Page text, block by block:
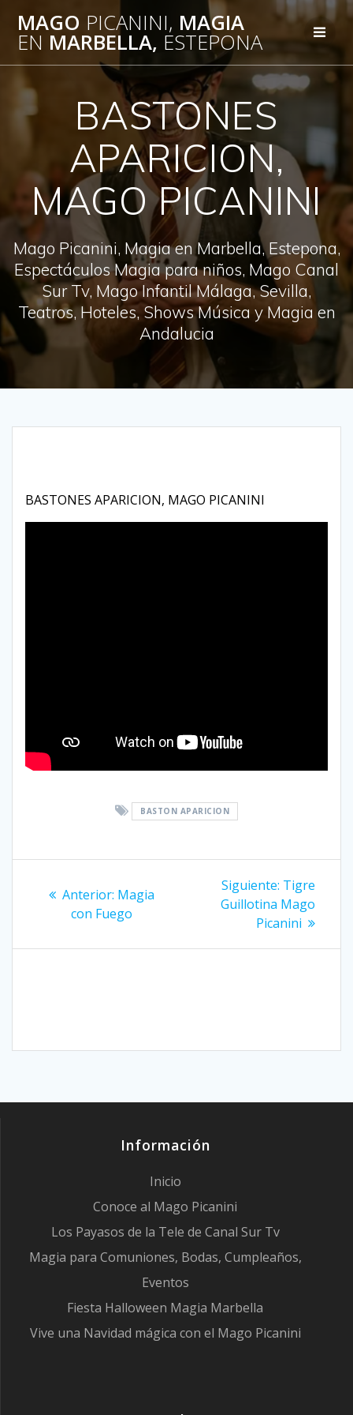
Saltar
al
contenido
MAGO PICANINI, MAGIA
EN MARBELLA, ESTEPONA
BASTONES
APARICION,
MAGO PICANINI
Mago Picanini, Magia en Marbella, Estepona,
Espectáculos Magia para niños, Mago Canal
Sur Tv, Mago Infantil Málaga, Sevilla,
Teatros, Hoteles, Shows Música y Magia en
Andalucia
BASTONES APARICION, MAGO PICANINI
BASTON APARICION
entradas
Anterior: Entrada
anterior:
Magia
con Fuego
Siguiente: Siguiente
entrada:
Tigre
Guillotina Mago
Picanini
Información
Inicio
Conoce al Mago Picanini
Los Payasos de la Tele de Canal Sur Tv
Magia para Comuniones, Bodas, Cumpleaños,
Eventos
Fiesta Halloween Magia Marbella
Vive una Navidad mágica con el Mago Picanini